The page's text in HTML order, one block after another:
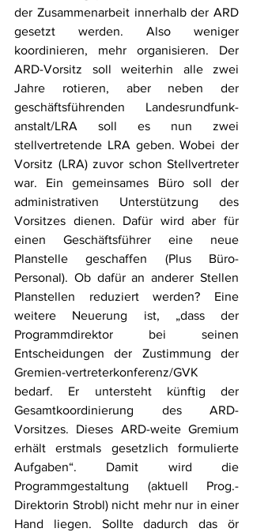
der Zusammenarbeit innerhalb der ARD
gesetzt werden. Also weniger
koordinieren, mehr organisieren. Der
ARD-Vorsitz soll weiterhin alle zwei
Jahre rotieren, aber neben der
geschäftsführenden Landesrundfunk-
anstalt/LRA soll es nun zwei
stellvertretende LRA geben. Wobei der
Vorsitz (LRA) zuvor schon Stellvertreter
war. Ein gemeinsames Büro soll der
administrativen Unterstützung des
Vorsitzes dienen. Dafür wird aber für
einen Geschäftsführer eine neue
Planstelle geschaffen (Plus Büro-
Personal). Ob dafür an anderer Stellen
Planstellen reduziert werden? Eine
weitere Neuerung ist, „dass der
Programmdirektor bei seinen
Entscheidungen der Zustimmung der
Gremien-vertreterkonferenz/GVK
bedarf. Er untersteht künftig der
Gesamtkoordinierung des ARD-
Vorsitzes. Dieses ARD-weite Gremium
erhält erstmals gesetzlich formulierte
Aufgaben“. Damit wird die
Programmgestaltung (aktuell Prog.-
Direktorin Strobl) nicht mehr nur in einer
Hand liegen. Sollte dadurch das ör